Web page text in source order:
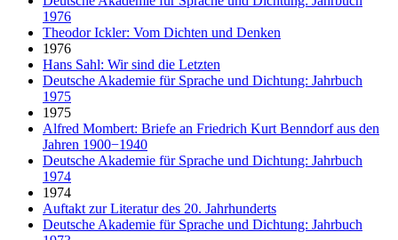
1976
Theodor Ickler: Vom Dichten und Denken
1976
Hans Sahl: Wir sind die Letzten
Deutsche Akademie für Sprache und Dichtung: Jahrbuch
1975
1975
Alfred Mombert: Briefe an Friedrich Kurt Benndorf aus den
Jahren 1900−1940
Deutsche Akademie für Sprache und Dichtung: Jahrbuch
1974
1974
Auftakt zur Literatur des 20. Jahrhunderts
Deutsche Akademie für Sprache und Dichtung: Jahrbuch